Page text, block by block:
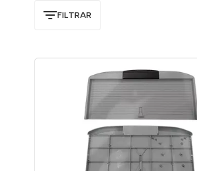
FILTRAR